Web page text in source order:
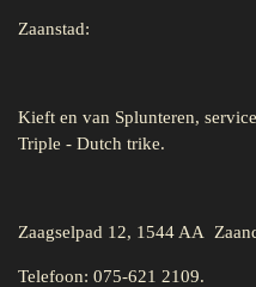
Zaanstad:
Kieft en van Splunteren,
Triple - Dutch trike.
Zaagselpad 12, 1544 AA
Telefoon: 075-621 2109.